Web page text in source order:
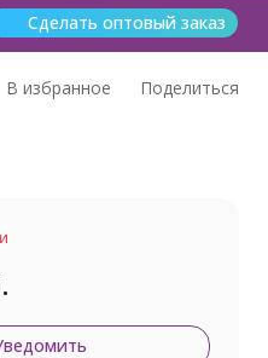
Сделать оптовый заказ
В избранное Поделиться